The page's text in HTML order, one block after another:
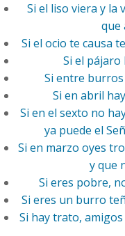
Si el liso viera y
que
Si el ocio te causa
Si el pájaro
Si entre
Si en abril
Si en el sexto no
ya puede el
Si en marzo oyes
y que
Si eres pobre,
Si eres un burro
Si hay trato,